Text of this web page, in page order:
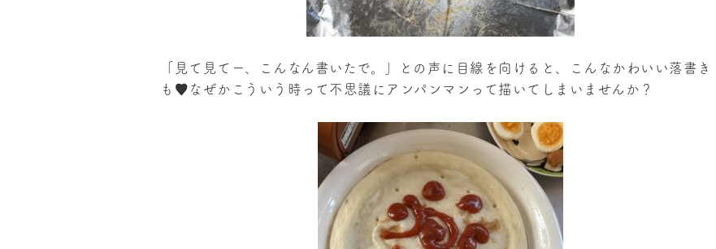
「見て見てー、こんなん書いたで。」との声に目線を向けると、こんなかわいい落書き
も♥️なぜかこういう時って不思議にアンパンマンって描いてしまいませんか？